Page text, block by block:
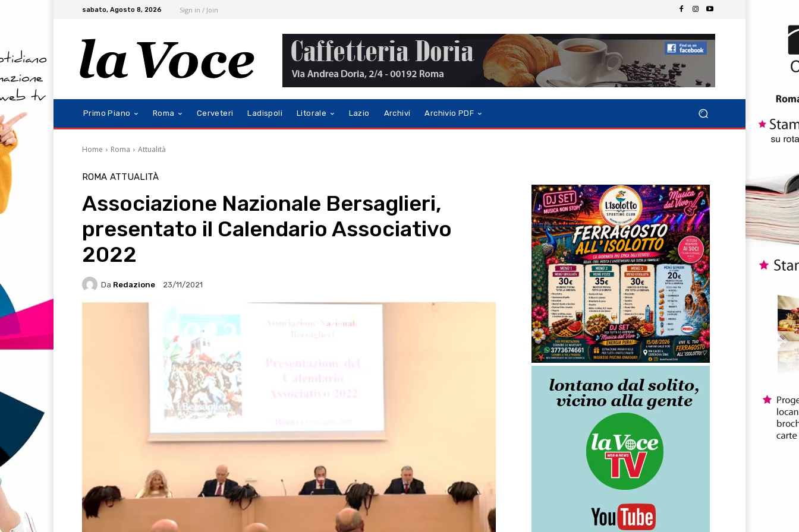
sabato, Agosto 8, 2026 Sign in / Join
Primo Piano Roma Cerveteri Ladispoli Litorale Lazio Archivi Archivio PDF
Home Roma Attualità
ROMA ATTUALITÀ
Associazione Nazionale Bersaglieri,
presentato il Calendario Associativo
2022
Da Redazione 23/11/2021